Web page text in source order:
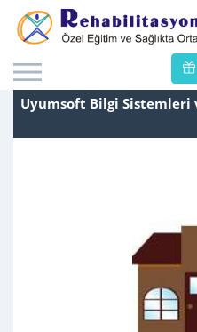
Uyumsoft Bilgi Sistemleri